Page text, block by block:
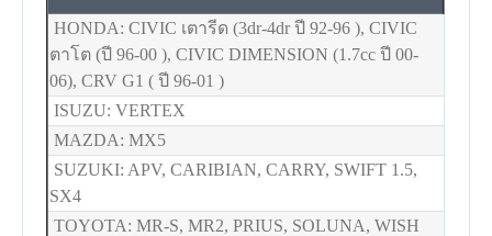
HONDA: CIVIC เตารีด (3dr-4dr ปี 92-96 ), CIVIC
ตาโต (ปี 96-00 ), CIVIC DIMENSION (1.7cc ปี 00-
06), CRV G1 ( ปี 96-01 )
ISUZU: VERTEX
MAZDA: MX5
SUZUKI: APV, CARIBIAN, CARRY, SWIFT 1.5,
SX4
TOYOTA: MR-S, MR2, PRIUS, SOLUNA, WISH